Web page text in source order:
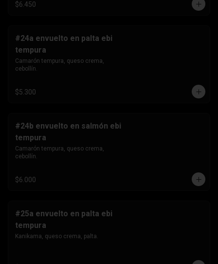
$6.450
#24a envuelto en palta ebi
tempura
Camarón tempura, queso crema,
cebollín.
$5.300
#24b envuelto en salmón ebi
tempura
Camarón tempura, queso crema,
cebollín.
$6.000
#25a envuelto en palta ebi
tempura
Kanikama, queso crema, palta.